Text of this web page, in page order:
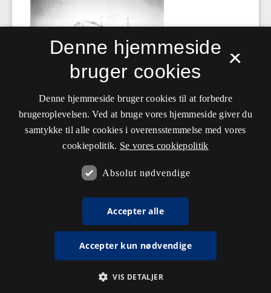
×
Denne hjemmeside
bruger cookies
Denne hjemmeside bruger cookies til at forbedre
brugeroplevelsen. Ved at bruge vores hjemmeside giver du
samtykke til alle cookies i overensstemmelse med vores
cookiepolitik. Se vores cookiepolitik
Absolut nødvendige
Accepter alle
Accepter kun nødvendige
VIS DETALJER